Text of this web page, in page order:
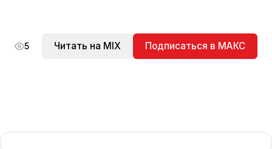
5 Читать на MIX Подписаться в МАКС